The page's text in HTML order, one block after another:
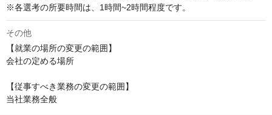
※各選考の所要時間は、1時間~2時間程度です。
その他
【就業の場所の変更の範囲】
会社の定める場所
【従事すべき業務の変更の範囲】
当社業務全般